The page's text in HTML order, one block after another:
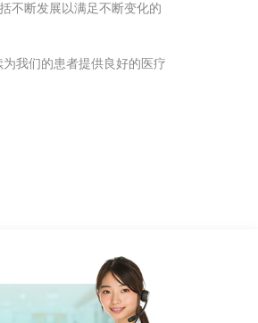
不断发展以满足不断变化的
我们的患者提供良好的医疗